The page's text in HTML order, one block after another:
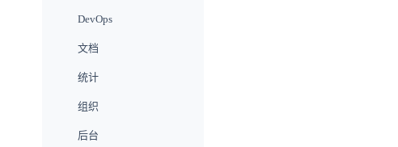
DevOps
文档
统计
组织
后台